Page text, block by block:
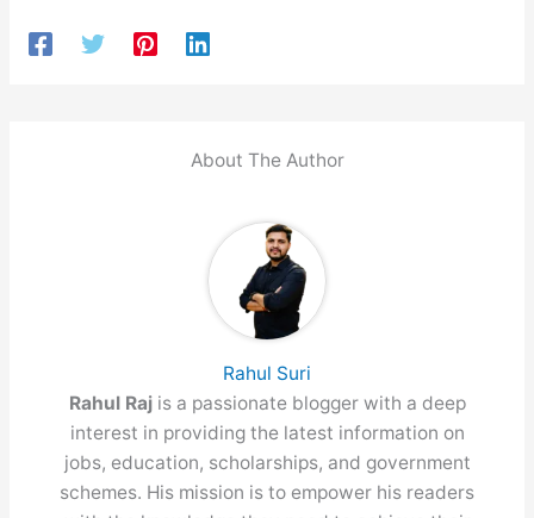
About The Author
Rahul Suri
Rahul Raj is a passionate blogger with a deep
interest in providing the latest information on
jobs, education, scholarships, and government
schemes. His mission is to empower his readers